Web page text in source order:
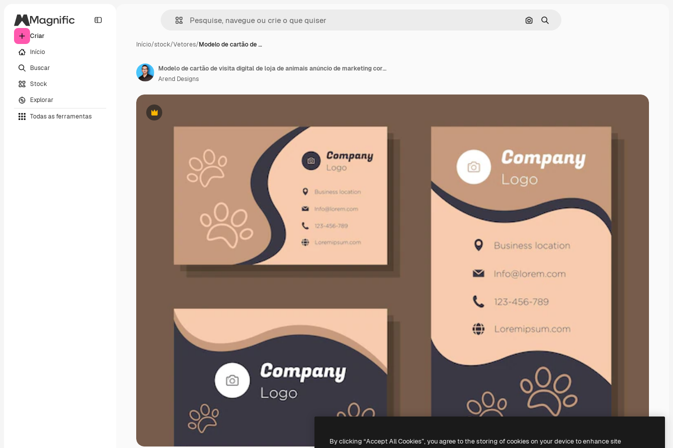
Criar
Início
Buscar
Stock
Explorar
Todas as ferramentas
Pesquisar por imagem
Buscar
Início/stock/Vetores/Modelo de cartão de …
Premium
Modelo de cartão de visita digital de loja de animais anúncio de marketing corporativo de loja de gadgets de animais
Arend Designs
By clicking “Accept All Cookies”, you agree to the storing of cookies on your device to enhance site